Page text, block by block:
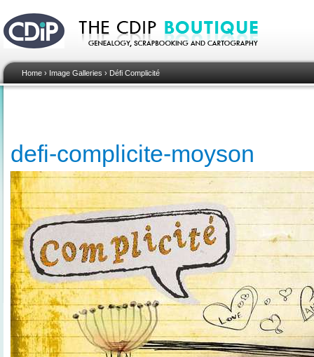
Home › Image Galleries › Défi Complicité
defi-complicite-moyson